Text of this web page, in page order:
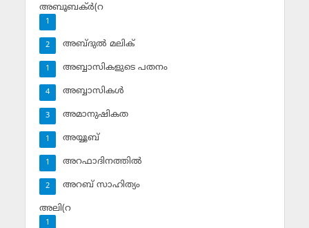
അബൂബക്ര്‍(റ
1
അബ്ദുല്‍ മലിക്‌
2
അബ്ബാസികളുടെ പതനം
1
അബ്ബാസികള്‍
4
അമാനുഷികത
3
അയ്യൂബ്‌
1
അറഫാദിനത്തില്‍
1
അറബ് സാഹിത്യം
2
അലി(റ
1